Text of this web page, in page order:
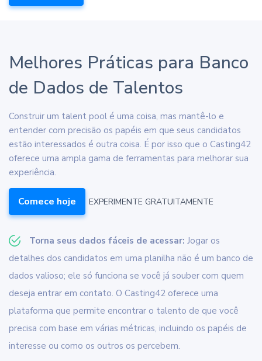
Melhores Práticas para Banco
de Dados de Talentos
Construir um talent pool é uma coisa, mas mantê-lo e
entender com precisão os papéis em que seus candidatos
estão interessados é outra coisa. É por isso que o Casting42
oferece uma ampla gama de ferramentas para melhorar sua
experiência.
Comece hoje EXPERIMENTE GRATUITAMENTE
Torna seus dados fáceis de acessar: Jogar os
detalhes dos candidatos em uma planilha não é um banco de
dados valioso; ele só funciona se você já souber com quem
deseja entrar em contato. O Casting42 oferece uma
plataforma que permite encontrar o talento de que você
precisa com base em várias métricas, incluindo os papéis de
interesse ou como os outros os percebem.